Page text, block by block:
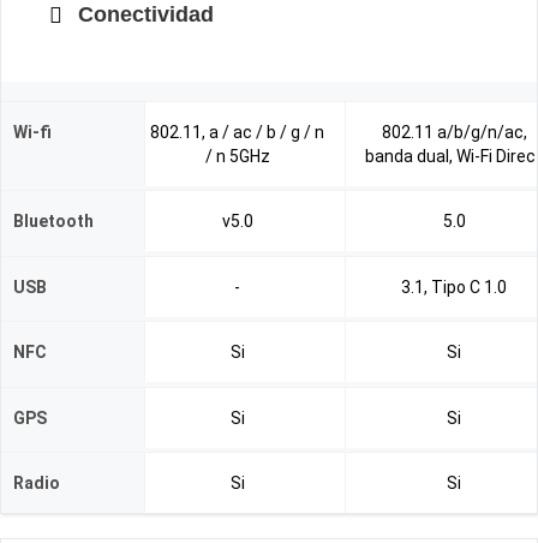
Conectividad
Wi-fi
802.11, a / ac / b / g / n
/ n 5GHz
802.11 a/b/g/n/ac,
banda dual, Wi-Fi
Bluetooth v5.0 5.0
USB - 3.1, Tipo C 1.0
NFC Si Si
GPS Si Si
Radio Si Si